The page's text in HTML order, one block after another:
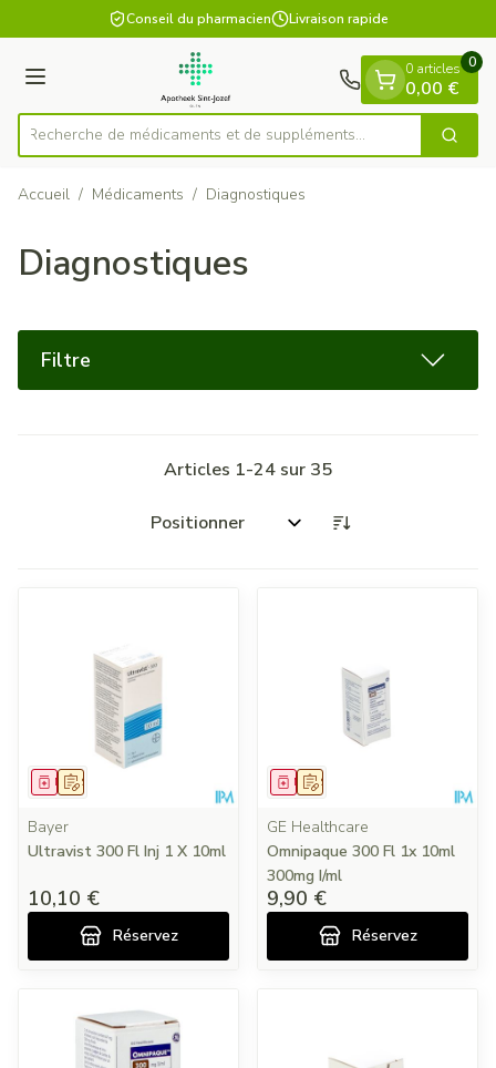
Aller au contenu
1 de 1Conseil du pharmacien Livraison rapide
Menu
Rechercher
Recherche de médicaments et de supplément
0 articles
0,00 €
0
Accueil / Médicaments / Diagnostiques
Diagnostiques
Filtre
Articles 1-24 sur 35
Trier par:
Sur prescription
Médicament
Bayer
Ultravist 300 Fl Inj 1 X 10ml
10,10 €
Réservez
Sur prescription
Médicament
GE Healthcare
Omnipaque 300 Fl 1x 10ml
300mg I/ml
9,90 €
Réservez